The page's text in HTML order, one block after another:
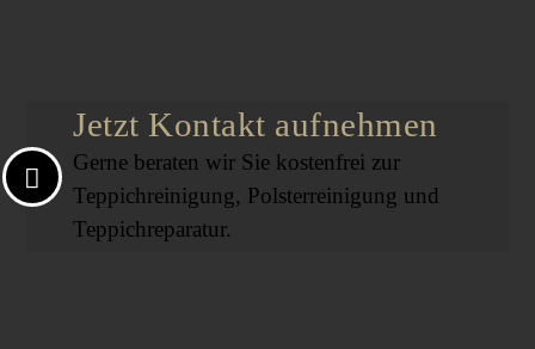
Jetzt Kontakt aufnehmen
Gerne beraten wir Sie kostenfrei zur
Teppichreinigung, Polsterreinigung und
Teppichreparatur.